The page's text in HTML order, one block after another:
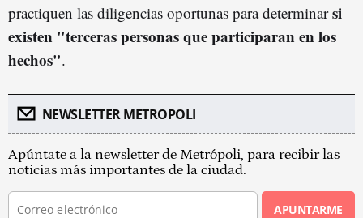
practiquen las diligencias oportunas para determinarsi
existen "terceras personas que participaran en los
hechos".
NEWSLETTER METROPOLI
Apúntate a la newsletter de Metrópoli, para recibir las
noticias más importantes de la ciudad.
APUNTARME